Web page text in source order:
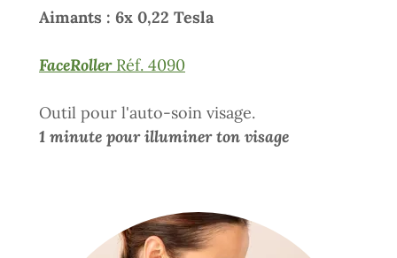
Aimants : 6x 0,22 Tesla
FaceRoller Réf. 4090
Outil pour l'auto-soin visage.
1 minute pour illuminer ton visage